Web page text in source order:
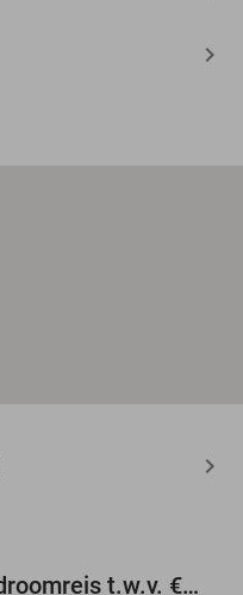
Maak gratis kans op een droomreis t.w.v. €3.000!